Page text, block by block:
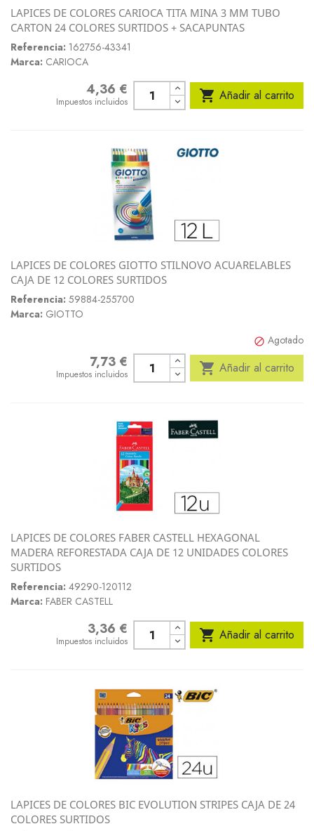
LAPICES DE COLORES CARIOCA TITA MINA 3 MM TUBO
CARTON 24 COLORES SURTIDOS + SACAPUNTAS
Referencia: 162756-43341
Marca: CARIOCA
4,36 €
Impuestos incluidos  Añadir al carrito
LAPICES DE COLORES GIOTTO STILNOVO ACUARELABLES
CAJA DE 12 COLORES SURTIDOS
Referencia: 59884-255700
Marca: GIOTTO
 Agotado
7,73 €
Impuestos incluidos  Añadir al carrito
LAPICES DE COLORES FABER CASTELL HEXAGONAL
MADERA REFORESTADA CAJA DE 12 UNIDADES COLORES
SURTIDOS
Referencia: 49290-120112
Marca: FABER CASTELL
3,36 €
Impuestos incluidos  Añadir al carrito
LAPICES DE COLORES BIC EVOLUTION STRIPES CAJA DE 24
COLORES SURTIDOS